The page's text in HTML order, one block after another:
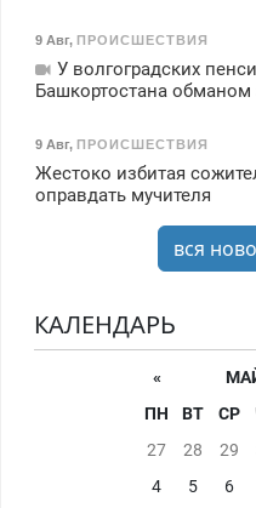
9 Авг, ПРОИСШЕСТВИЯ
У волгоградских
Башкортостана обманом
9 Авг, ПРОИСШЕСТВИЯ
Жестоко избитая
оправдать мучителя
вся
КАЛЕНДАРЬ
«
ПН
ВТ СР
27
28 29
4
5 6